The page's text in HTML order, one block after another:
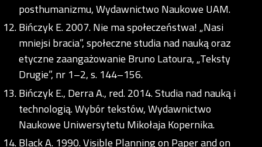
posthumanizmu, Wydawnictwo Naukowe UAM.
Bińczyk E. 2007. Nie ma społeczeństwa! „Nasi
mniejsi bracia”, społeczne studia nad nauką oraz
etyczne zaangażowanie Bruno Latoura, „Teksty
Drugie”, nr 1–2, s. 144–156.
Bińczyk E., Derra A., red. 2014. Studia nad nauką i
technologią. Wybór tekstów, Wydawnictwo
Naukowe Uniwersytetu Mikołaja Kopernika.
Black A. 1990. Visible Planning on Paper and on